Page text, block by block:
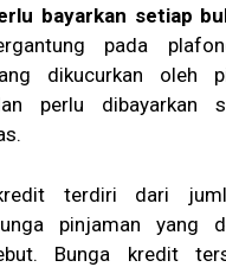
bayarkan setiap
pada
dikucurkan oleh
perlu dibayarkan
terdiri dari
pinjaman yang
Bunga kredit